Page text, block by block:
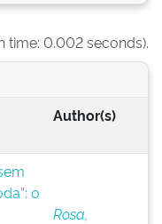
time: 0.002 seconds).
Author(s)
o
Rosa,